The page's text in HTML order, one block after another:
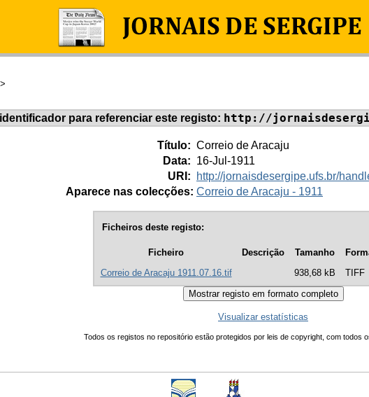
>
para referenciar este registo: http://
Título: Correio de Aracaju
Data: 16-Jul-1911
URI:
http://jornaisdesergipe.ufs.br/
Aparece nas colecções: Correio de Aracaju - 1911
Ficheiros deste registo:
Ficheiro Descrição Tamanho
Correio de Aracaju 1911.07.16.tif
938,68 kB TIFF
Visualizar estatísticas
Todos os registos no repositório estão protegidos por leis de copyright, com todos